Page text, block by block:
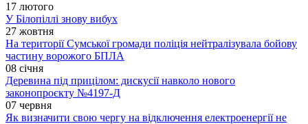
17 лютого
У Білопіллі знову вибух
27 жовтня
На території Сумської громади поліція нейтралізувала бойову
частину ворожого БПЛА
08 січня
Деревина під прицілом: дискусії навколо нового
законопроєкту №4197-Д
07 червня
Як визначити свою чергу на відключення електроенергії не